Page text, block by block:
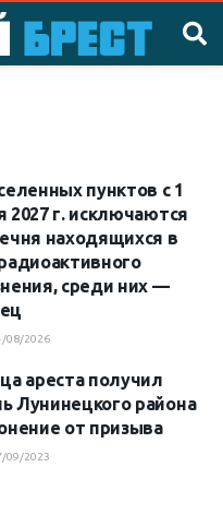
пунктов с 1
2027 г. исключаются
находящихся в
среди них —
08/2026
ареста получил
Лунинецкого района
от призыва
09/2023